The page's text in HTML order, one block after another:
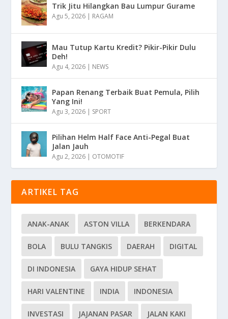
Trik Jitu Hilangkan Bau Lumpur Gurame
Agu 5, 2026 | RAGAM
Mau Tutup Kartu Kredit? Pikir-Pikir Dulu
Deh!
Agu 4, 2026 | NEWS
Papan Renang Terbaik Buat Pemula, Pilih
Yang Ini!
Agu 3, 2026 | SPORT
Pilihan Helm Half Face Anti-Pegal Buat
Jalan Jauh
Agu 2, 2026 | OTOMOTIF
ARTIKEL TAG
ANAK-ANAK ASTON VILLA BERKENDARA
BOLA BULU TANGKIS DAERAH DIGITAL
DI INDONESIA GAYA HIDUP SEHAT
HARI VALENTINE INDIA INDONESIA
INVESTASI JAJANAN PASAR JALAN KAKI